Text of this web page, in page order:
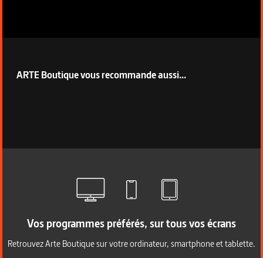
ARTE Boutique vous recommande aussi...
Vos programmes préférés, sur tous vos écrans
Retrouvez Arte Boutique sur votre ordinateur, smartphone et tablette.